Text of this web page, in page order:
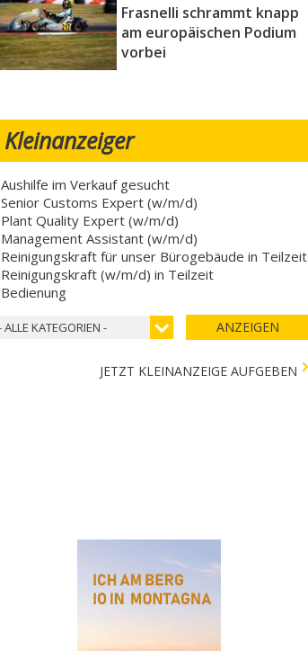
Frasnelli schrammt knapp
am europäischen Podium
vorbei
Kleinanzeiger
Aushilfe im Verkauf gesucht
Senior Customs Expert (w/m/d)
Plant Quality Expert (w/m/d)
Management Assistant (w/m/d)
Reinigungskraft für unser Bürogebäude in Teilzeit
Reinigungskraft (w/m/d) in Teilzeit
Bedienung
ALLE KATEGORIEN - ANZEIGEN
JETZT KLEINANZEIGE AUFGEBEN